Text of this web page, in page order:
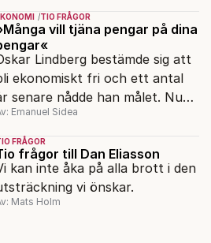
i israelisk politik.
TIO FRÅGOR
vill tjäna pengar på dina
Lindberg bestämde sig att
ekonomiskt fri och ett antal
senare nådde han målet. Nu
han skrivit en bok om
resa.
Emanuel Sidea
FRÅGOR
frågor till Dan Eliasson
kan inte åka på alla brott i den
vi önskar.
Mats Holm